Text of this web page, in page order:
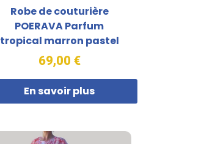
Robe de couturière
POERAVA Parfum
tropical marron pastel
69,00 €
En savoir plus